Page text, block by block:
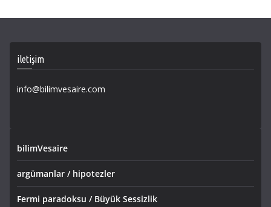
iletişim
info@bilimvesaire.com
bilimVesaire
argümanlar / hipotezler
Fermi paradoksu / Büyük Sessizlik